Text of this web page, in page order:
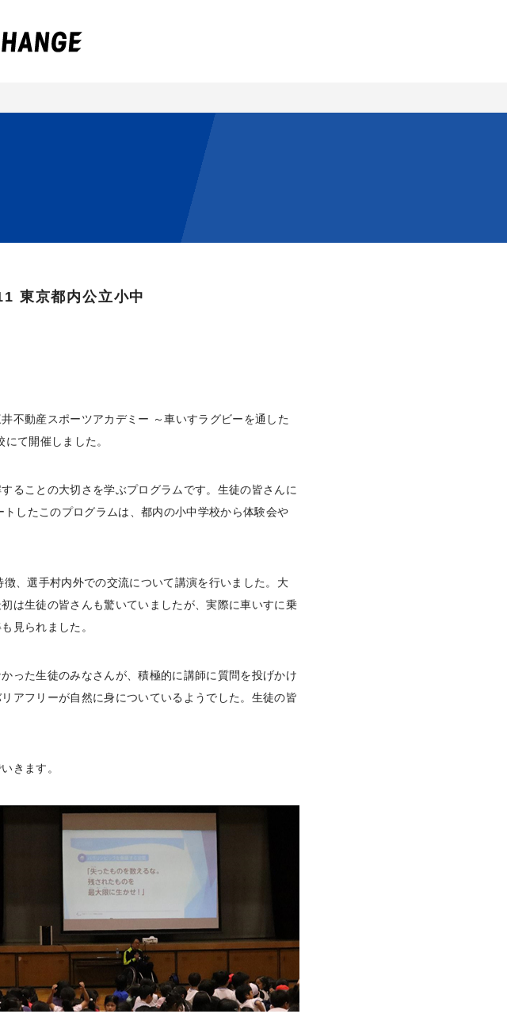
東京都内公立小中
不動産スポーツアカデミー ～車いすラグビーを通した
て開催しました。
ることの大切さを学ぶプログラムです。生徒の皆さんに
したこのプログラムは、都内の小中学校から体験会や
、選手村内外での交流について講演を行いました。大
は生徒の皆さんも驚いていましたが、実際に車いすに乗
見られました。
った生徒のみなさんが、積極的に講師に質問を投げかけ
アフリーが自然に身についているようでした。生徒の皆
きます。